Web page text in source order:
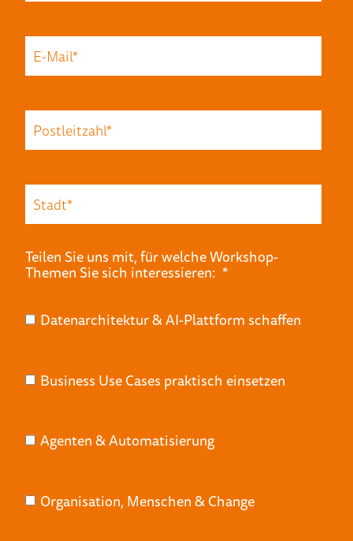
Teilen Sie uns mit, für welche Workshop-
Themen Sie sich interessieren: *
Datenarchitektur & AI-Plattform schaffen
Business Use Cases praktisch einsetzen
Agenten & Automatisierung
Organisation, Menschen & Change